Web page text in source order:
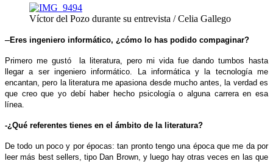
Víctor del Pozo durante su entrevista / Celia Gallego
–Eres ingeniero informático, ¿cómo lo has podido compaginar?
Primero me gustó la literatura, pero mi vida fue dando tumbos hasta
llegar a ser ingeniero informático. La informática y la tecnología me
encantan, pero la literatura me apasiona desde mucho antes, la verdad es
que creo que yo debí haber hecho psicología o alguna carrera en esa
línea.
-¿Qué referentes tienes en el ámbito de la literatura?
De todo un poco y por épocas: tan pronto tengo una época que me da por
leer más best sellers, tipo Dan Brown, y luego hay otras veces en las que